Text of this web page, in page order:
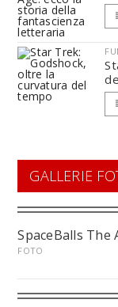
GALLERIE
SpaceBalls The
FOTO